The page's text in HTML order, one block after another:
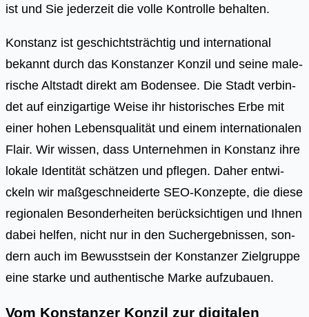
ist und Sie jederzeit die volle Kontrolle behalten.
Kon­stanz ist geschichts­träch­tig und inter­na­tio­nal
bekannt durch das Kon­stan­zer Kon­zil und sei­ne male­
ri­sche Alt­stadt direkt am Boden­see. Die Stadt ver­bin­
det auf ein­zig­ar­ti­ge Wei­se ihr his­to­ri­sches Erbe mit
einer hohen Lebens­qua­li­tät und einem inter­na­tio­na­len
Flair. Wir wis­sen, dass Unter­neh­men in Kon­stanz ihre
loka­le Iden­ti­tät schät­zen und pfle­gen. Daher ent­wi­
ckeln wir maß­ge­schnei­der­te SEO-Kon­zep­te, die die­se
regio­na­len Beson­der­hei­ten berück­sich­ti­gen und Ihnen
dabei hel­fen, nicht nur in den Such­ergeb­nis­sen, son­
dern auch im Bewusst­sein der Kon­stan­zer Ziel­grup­pe
eine star­ke und authen­ti­sche Mar­ke auf­zu­bau­en.
Vom Konstanzer Konzil zur digitalen